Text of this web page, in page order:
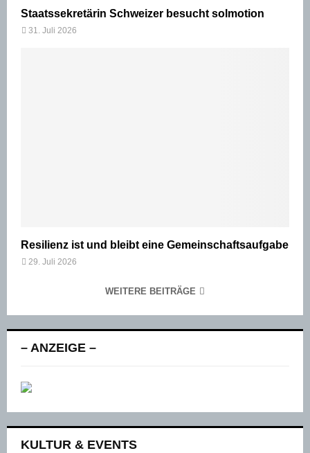
Staatssekretärin Schweizer besucht solmotion
31. Juli 2026
Resilienz ist und bleibt eine Gemeinschaftsaufgabe
29. Juli 2026
WEITERE BEITRÄGE
– ANZEIGE –
KULTUR & EVENTS